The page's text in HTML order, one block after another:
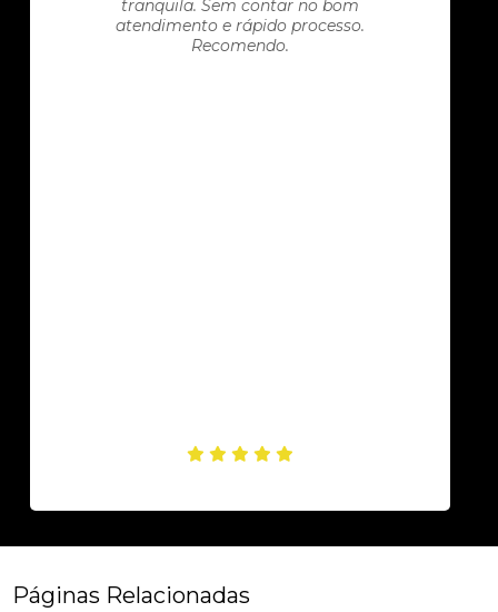
tranquila. Sem contar no bom
atendimento e rápido processo.
Recomendo.
Páginas Relacionadas